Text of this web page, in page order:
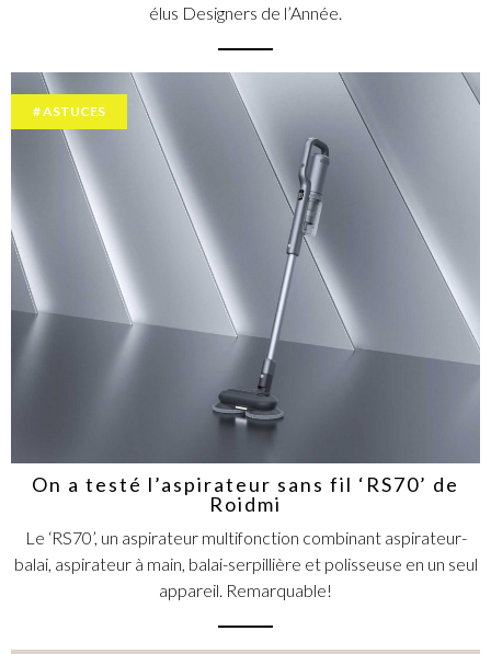
élus Designers de l’Année.
ASTUCES
On a testé l’aspirateur sans fil ‘RS70’ de
Roidmi
Le ‘RS70’, un aspirateur multifonction combinant aspirateur-
balai, aspirateur à main, balai-serpillière et polisseuse en un seul
appareil. Remarquable!